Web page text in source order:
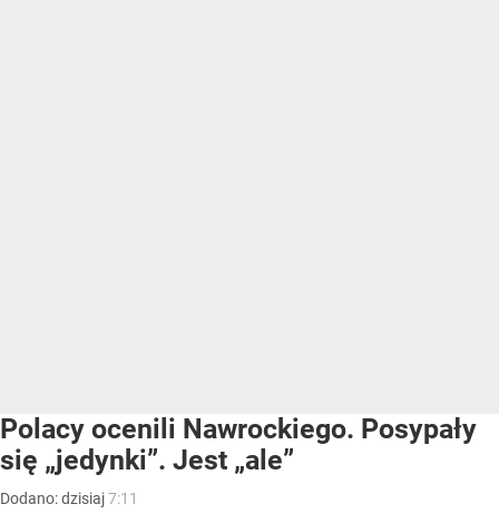
Polacy ocenili Nawrockiego. Posypały
się „jedynki”. Jest „ale”
Dodano:dzisiaj7:11